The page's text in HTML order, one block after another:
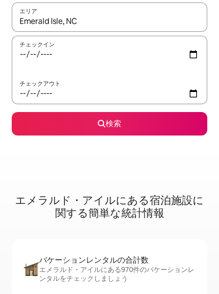
エリア
検索結果が表示されたら、上下の矢印キーを使って移動するか
チェックイン
チェックアウト
検索
エメラルド・アイルに⁠あ⁠る宿⁠泊⁠施⁠設⁠に
関⁠す⁠る簡⁠単⁠な統⁠計⁠情⁠報
バケーションレ⁠ン⁠タ⁠ル⁠の合⁠計⁠数
エメラルド・アイルにある970件のバケーションレ
ンタルをチェックしましょう